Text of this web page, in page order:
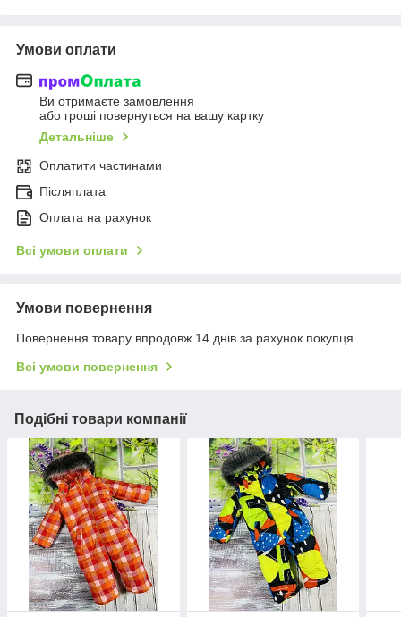
Умови оплати
Ви отримаєте замовлення
або гроші повернуться на вашу картку
Детальніше
Оплатити частинами
Післяплата
Оплата на рахунок
Всі умови оплати
Умови повернення
Повернення товару впродовж 14 днів за рахунок покупця
Всі умови повернення
Подібні товари компанії